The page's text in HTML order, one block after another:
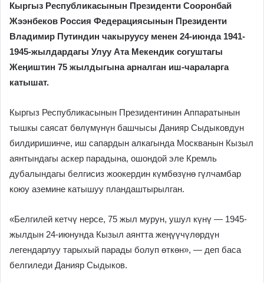
Кыргыз Республикасынын Президенти Сооронбай
Жээнбеков Россия Федерациясынын Президенти
Владимир Путиндин чакыруусу менен 24-июнда 1941-
1945-жылдардагы Улуу Ата Мекендик согуштагы
Жеңиштин 75 жылдыгына арналган иш-чараларга
катышат.
Кыргыз Республикасынын Президентинин Аппаратынын
тышкы саясат бөлүмүнүн башчысы Данияр Сыдыковдун
билдиришинче, иш сапардын алкагында Москванын Кызыл
аянтындагы аскер парадына, ошондой эле Кремль
дубалындагы белгисиз жоокердин күмбөзүнө гүлчамбар
коюу аземине катышуу пландаштырылган.
«Белгилей кетчү нерсе, 75 жыл мурун, ушул күнү — 1945-
жылдын 24-июнунда Кызыл аянтта жеңүүчүлөрдүн
легендарлуу тарыхый парады болуп өткөн», — деп баса
белгиледи Данияр Сыдыков.